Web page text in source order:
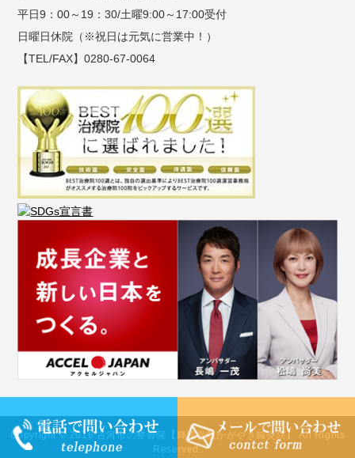
平日9：00～19：30/土曜9:00～17:00受付
日曜日休院（※祝日は元気に営業中！）
【TEL/FAX】0280-67-0064
Copyright © 2016 古河市の整骨院【輝整骨院かがやき鍼灸院】 All Rights
Reserved.